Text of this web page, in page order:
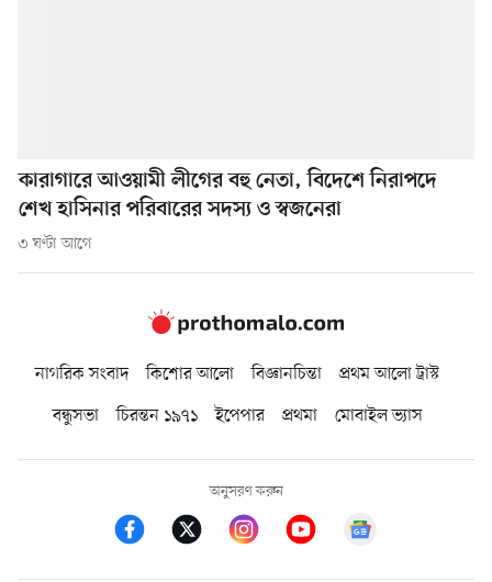
কারাগারে আওয়ামী লীগের বহু নেতা, বিদেশে নিরাপদে
শেখ হাসিনার পরিবারের সদস্য ও স্বজনেরা
৩ ঘণ্টা আগে
নাগরিক সংবাদ কিশোর আলো বিজ্ঞানচিন্তা
প্রথম আলো ট্রাস্ট
বন্ধুসভা
চিরন্তন ১৯৭১ ইপেপার প্রথমা মোবাইল ভ্যাস
অনুসরণ করুন